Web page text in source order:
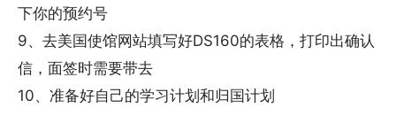
下你的预约号
9、去美国使馆网站填写好DS160的表格，打印出确认
信，面签时需要带去
10、准备好自己的学习计划和归国计划